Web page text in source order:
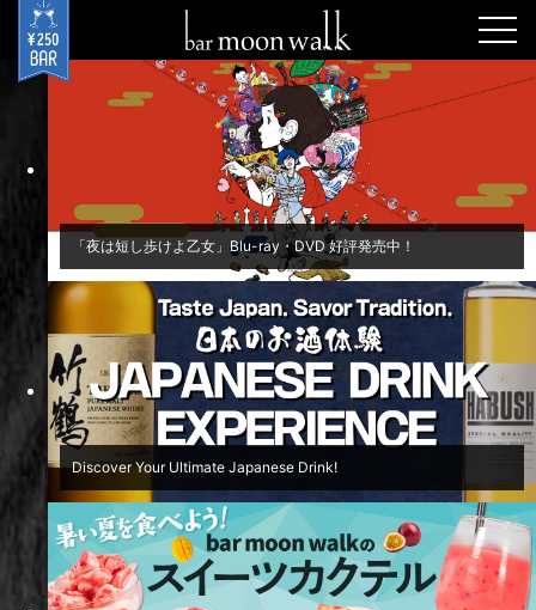
「夜は短し歩けよ乙女」Blu-ray・DVD 好評発売中！
Discover Your Ultimate Japanese Drink!